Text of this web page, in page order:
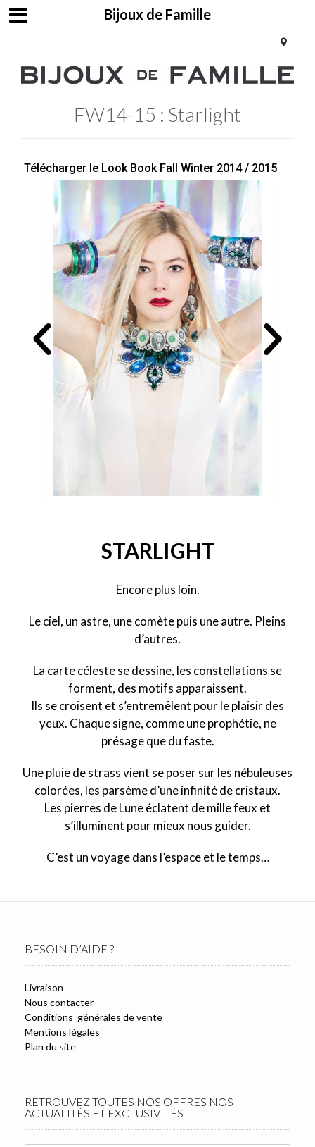
FW14-15 : Starlight
Télécharger le Look Book Fall Winter 2014 / 2015
STARLIGHT
Encore plus loin.
Le ciel, un astre, une comète puis une autre. Pleins
d’autres.
La carte céleste se dessine, les constellations se
forment, des motifs apparaissent.
Ils se croisent et s’entremêlent pour le plaisir des
yeux. Chaque signe, comme une prophétie, ne
présage que du faste.
Une pluie de strass vient se poser sur les nébuleuses
colorées, les parsème d’une infinité de cristaux.
Les pierres de Lune éclatent de mille feux et
s’illuminent pour mieux nous guider.
C’est un voyage dans l’espace et le temps…
BESOIN D’AIDE ?
Livraison
Nous contacter
Conditions générales de vente
Mentions légales
Plan du site
RETROUVEZ TOUTES NOS OFFRES NOS
ACTUALITÉS ET EXCLUSIVITÉS
Bijoux de Famille